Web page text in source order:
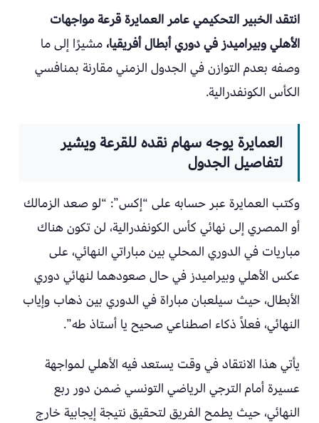
انتقد الخبير التحكيمي عامر العمايرة قرعة مواجهات
الأهلي وبيراميدز في دوري أبطال أفريقيا، مشيرًا إلى ما
وصفه بعدم التوازن في الجدول الزمني مقارنة بمنافسي
الكأس الكونفدرالية.
العمايرة يوجه سهام نقده للقرعة ويشير
لتفاصيل الجدول
وكتب العمايرة عبر حسابه على “إكس”: “لو صعد الزمالك
أو المصري إلى نهائي كأس الكونفدرالية، لن تكون هناك
مباريات في الدوري المحلي بين مباراتي النهائي، على
عكس الأهلي وبيراميدز في حال صعودهما لنهائي دوري
الأبطال، حيث سيلعبان مباراة في الدوري بين ذهاب وإياب
النهائي، فعلاً ذكاء اصطناعي صحيح يا أستاذ طه”.
يأتي هذا الانتقاد في وقت يستعد فيه الأهلي لمواجهة
عسيرة أمام الترجي الرياضي التونسي ضمن دور ربع
النهائي، حيث يطمح الفريق لتحقيق نتيجة إيجابية خارج